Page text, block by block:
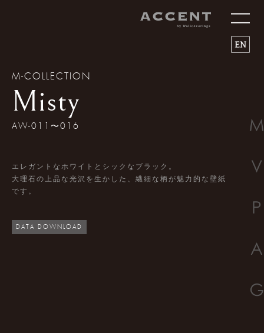
M-COLLECTION
Misty
AW-011〜016
エレガントなホワイトとシックなブラック。
大理石の上品な光沢を生かした、繊細な柄が魅力的な壁紙
です。
DATA DOWNLOAD